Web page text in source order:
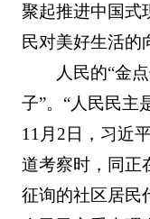
聚起推进中国式
民对美好生活的
人民的“金
子”。“人民民主
11月2日，习近
道考察时，同正
征询的社区居民